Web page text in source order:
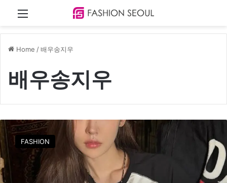
Home /배우송지우
배우송지우
송
,
여
름
FASHION